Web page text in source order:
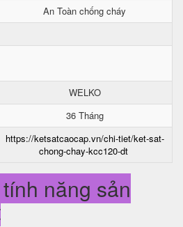
An Toàn chống cháy
WELKO
36 Tháng
https://ketsatcaocap.vn/chi-tiet/ket-sat-
chong-chay-kcc120-dt
năng sản